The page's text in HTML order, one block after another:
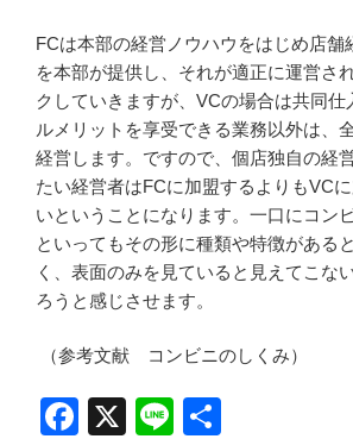
FCは本部の経営ノウハウをはじめ店舗
を本部が提供し、それが適正に運営さ
クしていきますが、VCの場合は共同仕
ルメリットを享受できる業務以外は、
経営します。ですので、個店独自の経
たい経営者はFCに加盟するよりもVC
いということになります。一口にコン
といってもその形に種類や特徴がある
く、表面のみを見ていると見えてこな
ろうと感じさせます。
（参考文献 コンビニのしくみ）
F
X
Li